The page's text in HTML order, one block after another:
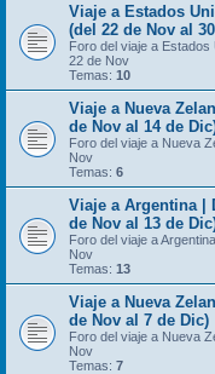
Viaje a Estados
(del 22 de Nov al
Foro del viaje a
22 de Nov
Temas: 10
Viaje a Nueva
de Nov al 14 de
Foro del viaje a Nueva
Nov
Temas: 6
Viaje a Argentina |
de Nov al 13 de
Foro del viaje a
Nov
Temas: 13
Viaje a Nueva
de Nov al 7 de Dic)
Foro del viaje a Nueva
Nov
Temas: 7